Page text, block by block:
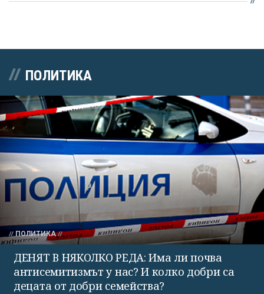
ПОЛИТИКА
ПОЛИТИКА
ДЕНЯТ В НЯКОЛКО РЕДА: Има ли почва
антисемитизмът у нас? И колко добри са
децата от добри семейства?